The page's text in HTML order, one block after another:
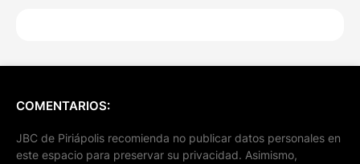
COMENTARIOS:
JBC de Piriápolis recomienda no publicar datos personales en
este espacio para preservar su privacidad. Asimismo,